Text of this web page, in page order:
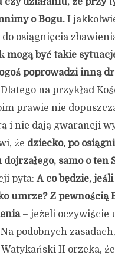
o Bogu. I
do osiągnięcia
mogą być takie
poprowadzi inną
Dlatego na przykład
prawie nie
i nie dają gwarancji
że dziecko, po
samo o ten
pyta: A co będzie, jeśli
umrze? Z pewnością
– jeżeli oczywiście
Na podobnych zasadach,
Watykański II orzeka,